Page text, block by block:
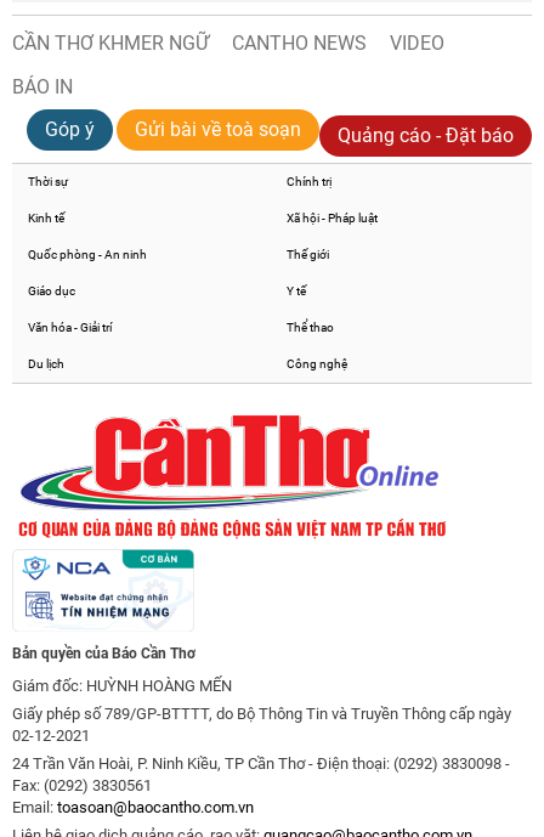
CẦN THƠ KHMER NGỮ CANTHO NEWS
VIDEO
BÁO IN
Góp ý
Gửi bài về toà soạn Quảng cáo - Đặt báo
Thời sự Chính trị
Kinh tế Xã hội - Pháp luật
Quốc phòng - An ninh Thế giới
Giáo dục Y tế
Văn hóa - Giải trí Thể thao
Du lịch Công nghệ
Bản quyền của Báo Cần Thơ
Giám đốc: HUỲNH HOÀNG MẾN
Giấy phép số 789/GP-BTTTT, do Bộ Thông Tin và Truyền Thông cấp ngày
02-12-2021
24 Trần Văn Hoài, P. Ninh Kiều, TP Cần Thơ - Điện thoại: (0292) 3830098 -
Fax: (0292) 3830561
Email: toasoan@baocantho.com.vn